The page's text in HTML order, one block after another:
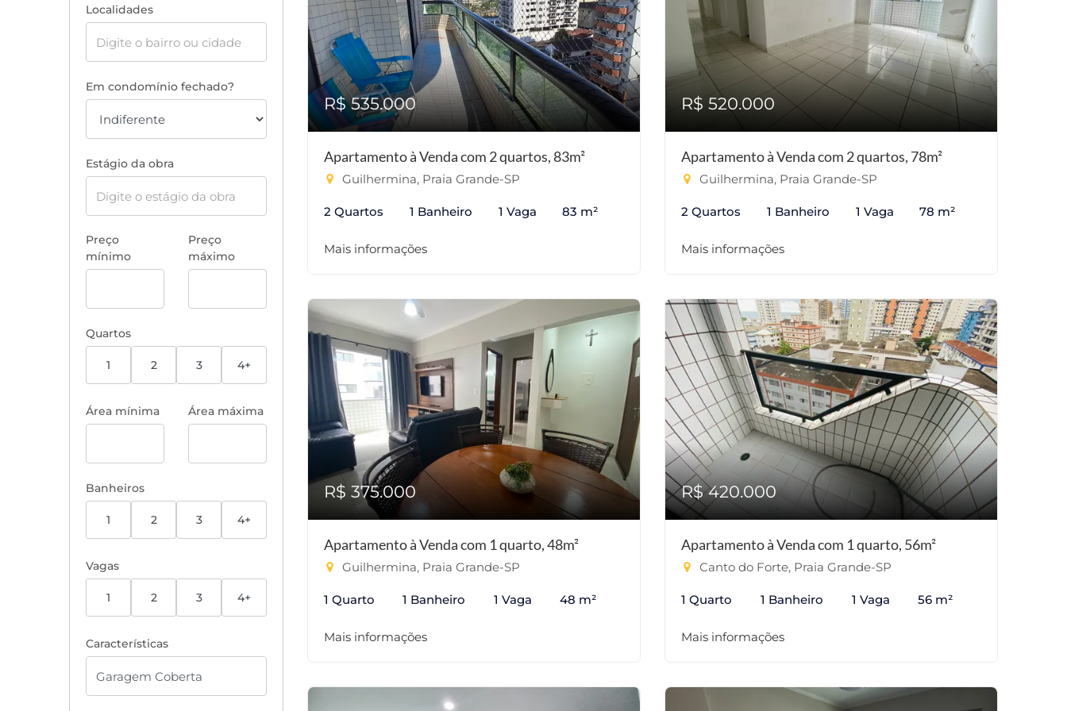
Localidades
Em condomínio fechado?
Estágio da obra
Preço
mínimo
Preço
máximo
Quartos
1 2 3 4+
Área mínima Área máxima
Banheiros
1 2 3 4+
Vagas
1 2 3 4+
Características
R$ 535.000
Apartamento à Venda com 2 quartos, 83m²
Guilhermina, Praia Grande-SP
2 Quartos 1 Banheiro 1 Vaga 83 m²
Mais informações
R$ 520.000
Apartamento à Venda com 2 quartos, 78m²
Guilhermina, Praia Grande-SP
2 Quartos 1 Banheiro 1 Vaga 78 m²
Mais informações
R$ 375.000
Apartamento à Venda com 1 quarto, 48m²
Guilhermina, Praia Grande-SP
1 Quarto 1 Banheiro 1 Vaga 48 m²
Mais informações
R$ 420.000
Apartamento à Venda com 1 quarto, 56m²
Canto do Forte, Praia Grande-SP
1 Quarto 1 Banheiro 1 Vaga 56 m²
Mais informações